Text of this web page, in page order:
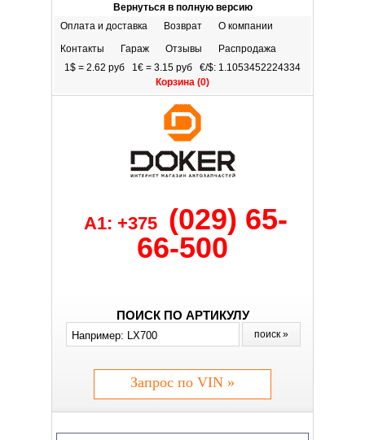
Вернуться в полную версию
Оплата и доставка
Возврат
О компании
Контакты
Гараж Отзывы
Распродажа
1$ = 2.62 руб 1€ = 3.15 руб €/$: 1.1053452224334
Корзина (0)
A1: +375
(029) 65-
66-500
ПОИСК ПО АРТИКУЛУ
поиск »
Запрос по VIN »